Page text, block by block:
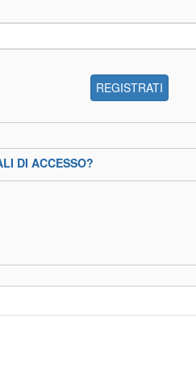
REGISTRATI
DI ACCESSO?